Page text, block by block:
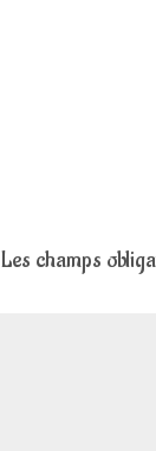
Les champs